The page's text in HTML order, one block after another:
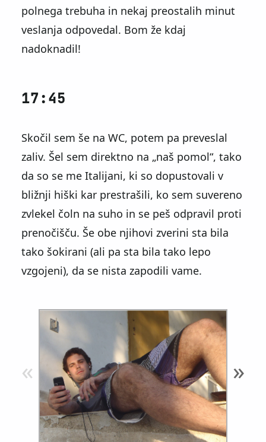
polnega trebuha in nekaj preostalih minut
veslanja odpovedal. Bom že kdaj
nadoknadil!
17:45
Skočil sem še na WC, potem pa preveslal
zaliv. Šel sem direktno na naš pomol , tako
da so se me Italijani, ki so dopustovali v
bližnji hiški kar prestrašili, ko sem suvereno
zvlekel čoln na suho in se peš odpravil proti
prenočišču. Še obe njihovi zverini sta bila
tako šokirani (ali pa sta bila tako lepo
vzgojeni), da se nista zapodili vame.
« »